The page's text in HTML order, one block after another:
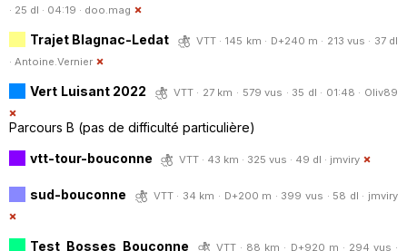
· 25 dl · 04:19 · doo.mag
Trajet Blagnac-Ledat
VTT · 145 km · D+240 m · 213 vus · 37 dl
· Antoine.Vernier
Vert Luisant 2022 VTT · 27 km · 579 vus · 35 dl · 01:48 · Oliv89
Parcours B (pas de difficulté particulière)
vtt-tour-bouconne
VTT · 43 km · 325 vus · 49 dl · jmviry
sud-bouconne VTT · 34 km · D+200 m · 399 vus · 58 dl · jmviry
Test_Bosses_Bouconne
VTT · 88 km · D+920 m · 294 vus ·